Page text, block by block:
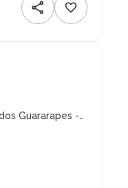
Guararapes -